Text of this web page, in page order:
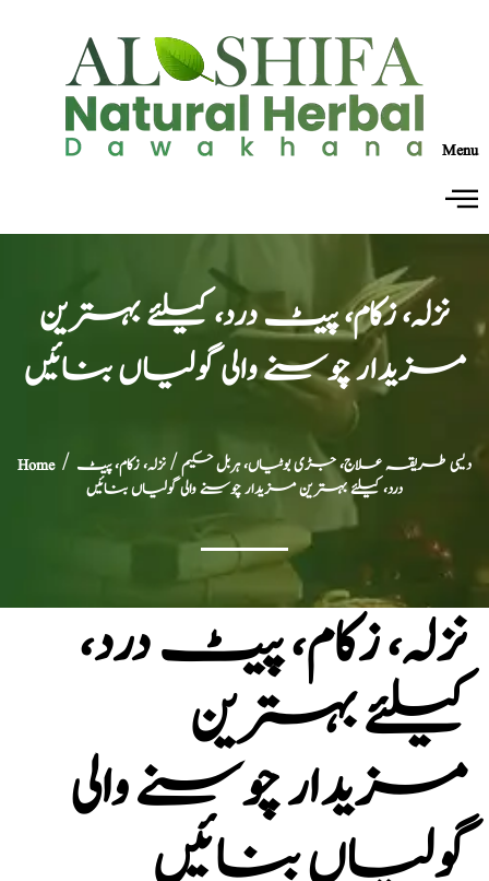
Menu
نزلہ، زکام، پیٹ درد، کیلئے بہترین
مزیدار چوسنے والی گولیاں بنائیں
Home/ دیسی طریقہ علاج، جڑی بوٹیاں، ہربل حکیم/ نزلہ، زکام، پیٹ
درد، کیلئے بہترین مزیدار چوسنے والی گولیاں بنائیں
نزلہ، زکام، پیٹ درد،
کیلئے بہترین
مزیدار چوسنے والی
گولیاں بنائیں